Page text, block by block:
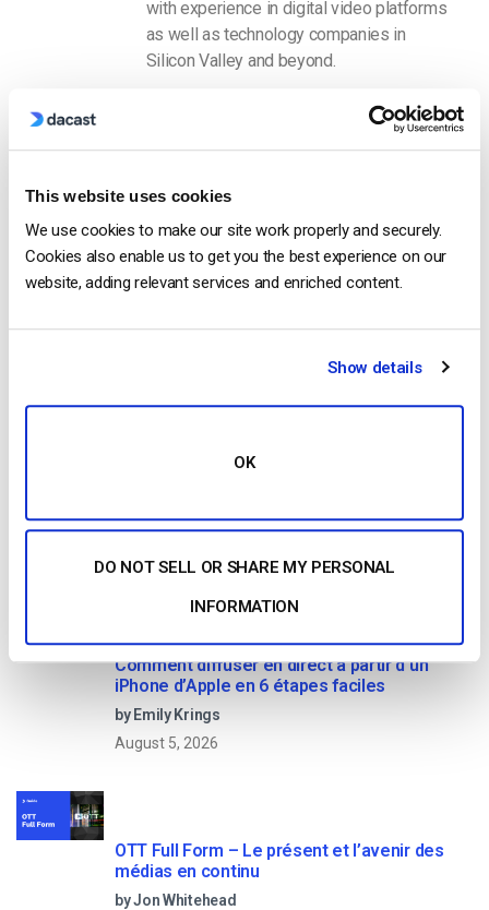
This website uses cookies
We use cookies to make our site work properly and securely.
Cookies also enable us to get you the best experience on our
website, adding relevant services and enriched content.
Show details
OK
DO NOT SELL OR SHARE MY PERSONAL
INFORMATION
with experience in digital video platforms
as well as technology companies in
Silicon Valley and beyond.
Free 14-Day Trial
Get Started!
Read Next
Comment diffuser en direct à partir d’un
iPhone d’Apple en 6 étapes faciles
by Emily Krings
August 5, 2026
OTT Full Form – Le présent et l’avenir des
médias en continu
by Jon Whitehead